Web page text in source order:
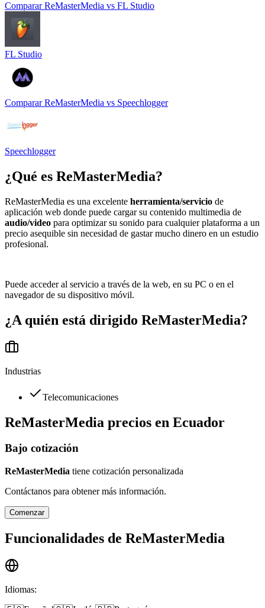
Comparar ReMasterMedia vs FL Studio
FL Studio
Comparar ReMasterMedia vs Speechlogger
Speechlogger
¿Qué es ReMasterMedia?
ReMasterMedia es una excelente herramienta/servicio de
aplicación web donde puede cargar su contenido multimedia de
audio/video para optimizar su sonido para cualquier plataforma a un
precio asequible sin necesidad de gastar mucho dinero en un estudio
profesional.
Puede acceder al servicio a través de la web, en su PC o en el
navegador de su dispositivo móvil.
¿A quién está dirigido ReMasterMedia?
Industrias
Telecomunicaciones
ReMasterMedia precios en Ecuador
Bajo cotización
ReMasterMedia tiene cotización personalizada
Contáctanos para obtener más información.
Comenzar
Funcionalidades de ReMasterMedia
Idiomas: